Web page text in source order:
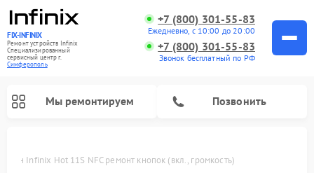
FIX-INFINIX
Ремонт устройств Infinix
Специализированный
cервисный центр г.
Симферополь
+7 (800) 301-55-83
Ежедневно, с 10:00 до 20:00
+7 (800) 301-55-83
Звонок бесплатный по РФ
Мы ремонтируем Позвонить
Infinix Hot 11S NFC ремонт кнопок (вкл., громкость)